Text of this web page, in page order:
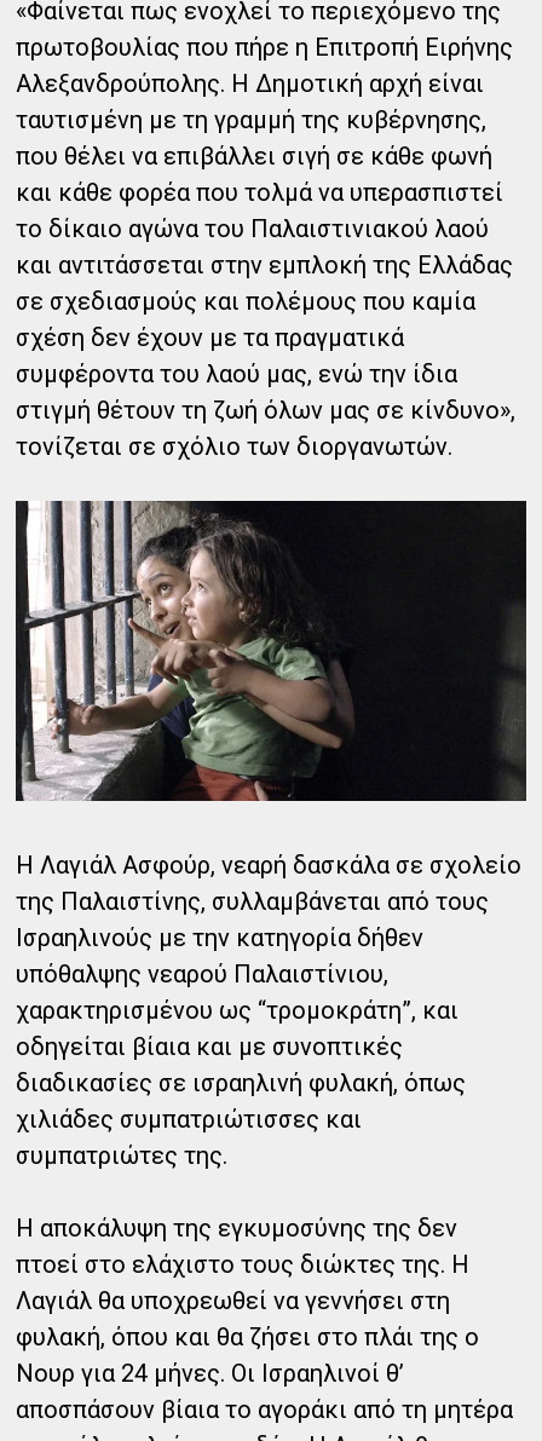
«Φαίνεται πως ενοχλεί το περιεχόμενο της
πρωτοβουλίας που πήρε η Επιτροπή Ειρήνης
Αλεξανδρούπολης. Η Δημοτική αρχή είναι
ταυτισμένη με τη γραμμή της κυβέρνησης,
που θέλει να επιβάλλει σιγή σε κάθε φωνή
και κάθε φορέα που τολμά να υπερασπιστεί
το δίκαιο αγώνα του Παλαιστινιακού λαού
και αντιτάσσεται στην εμπλοκή της Ελλάδας
σε σχεδιασμούς και πολέμους που καμία
σχέση δεν έχουν με τα πραγματικά
συμφέροντα του λαού μας, ενώ την ίδια
στιγμή θέτουν τη ζωή όλων μας σε κίνδυνο»,
τονίζεται σε σχόλιο των διοργανωτών.
Η Λαγιάλ Ασφούρ, νεαρή δασκάλα σε σχολείο
της Παλαιστίνης, συλλαμβάνεται από τους
Ισραηλινούς με την κατηγορία δήθεν
υπόθαλψης νεαρού Παλαιστίνιου,
χαρακτηρισμένου ως “τρομοκράτη”, και
οδηγείται βίαια και με συνοπτικές
διαδικασίες σε ισραηλινή φυλακή, όπως
χιλιάδες συμπατριώτισσες και
συμπατριώτες της.
Η αποκάλυψη της εγκυμοσύνης της δεν
πτοεί στο ελάχιστο τους διώκτες της. Η
Λαγιάλ θα υποχρεωθεί να γεννήσει στη
φυλακή, όπου και θα ζήσει στο πλάι της ο
Νουρ για 24 μήνες. Οι Ισραηλινοί θ’
αποσπάσουν βίαια το αγοράκι από τη μητέρα